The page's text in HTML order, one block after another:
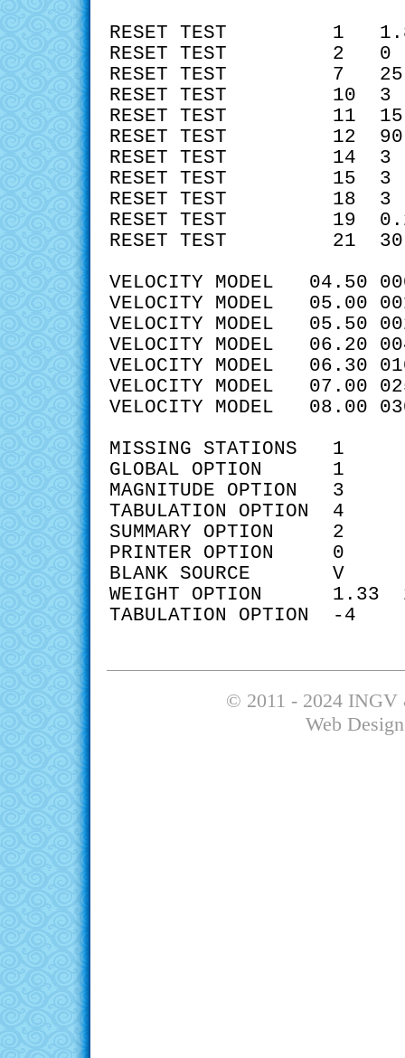
RESET TEST 1
RESET TEST
RESET TEST
RESET TEST
RESET TEST
RESET TEST 12
RESET TEST
RESET TEST
RESET TEST
RESET TEST 19
RESET TEST
VELOCITY MODEL 04.50
VELOCITY MODEL 05.00
VELOCITY MODEL 05.50
VELOCITY MODEL 06.20
VELOCITY MODEL 06.30
VELOCITY MODEL 07.00
VELOCITY MODEL 08.00
MISSING STATIONS 1
GLOBAL OPTION 1
MAGNITUDE OPTION 3
TABULATION OPTION 4
SUMMARY OPTION 2
PRINTER OPTION 0
BLANK SOURCE V
WEIGHT OPTION
TABULATION OPTION -4
© 2011 - 2024
Web